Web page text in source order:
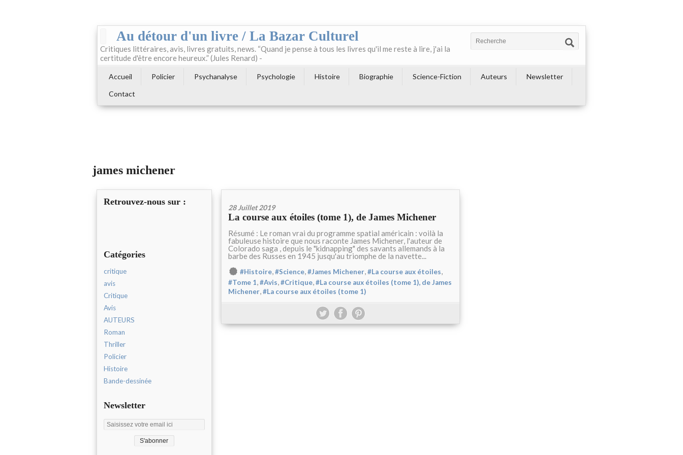
Au détour d'un livre / La Bazar Culturel
Critiques littéraires, avis, livres gratuits, news. “Quand je pense à tous les livres qu'il me reste à lire, j'ai la
certitude d'être encore heureux.” (Jules Renard) -
Accueil Policier Psychanalyse Psychologie Histoire Biographie Science-Fiction Auteurs
Newsletter
Contact
james michener
Retrouvez-nous sur :
Catégories
critique
avis
Critique
Avis
AUTEURS
Roman
Thriller
Policier
Histoire
Bande-dessinée
Newsletter
28 Juillet 2019
La course aux étoiles (tome 1), de James Michener
Résumé : Le roman vrai du programme spatial américain : voilà la
fabuleuse histoire que nous raconte James Michener, l'auteur de
Colorado saga , depuis le "kidnapping" des savants allemands à la
barbe des Russes en 1945 jusqu'au triomphe de la navette...
#Histoire,#Science,#James Michener,#La course aux étoiles,
#Tome 1,#Avis,#Critique,#La course aux étoiles (tome 1), de James
Michener,#La course aux étoiles (tome 1)